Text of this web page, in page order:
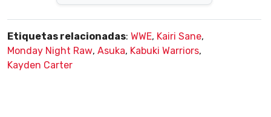
Etiquetas relacionadas: WWE, Kairi Sane,
Monday Night Raw, Asuka, Kabuki Warriors,
Kayden Carter